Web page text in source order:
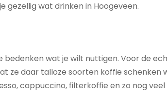
gezellig wat drinken in Hoogeveen.
bedenken wat je wilt nuttigen. Voor de
ze daar talloze soorten koffie schenken
cappuccino, filterkoffie en zo nog